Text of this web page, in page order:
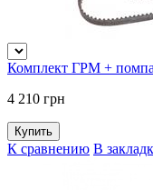
Комплект ГРМ +
4 210 грн
К сравнению В